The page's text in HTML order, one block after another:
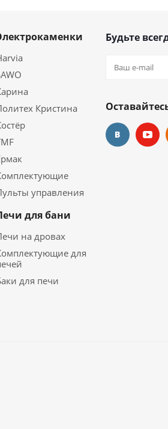
Кристина
управления
для бани
на дровах
для
для печи
Будьте